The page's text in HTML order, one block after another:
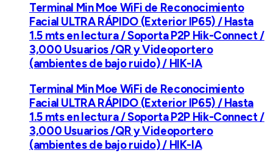
Terminal Min Moe WiFi de Reconocimiento
Facial ULTRA RÁPIDO (Exterior IP65) / Hasta
1.5 mts en lectura / Soporta P2P Hik-Connect /
3,000 Usuarios /QR y Videoportero
(ambientes de bajo ruido) / HIK-IA
Terminal Min Moe WiFi de Reconocimiento
Facial ULTRA RÁPIDO (Exterior IP65) / Hasta
1.5 mts en lectura / Soporta P2P Hik-Connect /
3,000 Usuarios /QR y Videoportero
(ambientes de bajo ruido) / HIK-IA